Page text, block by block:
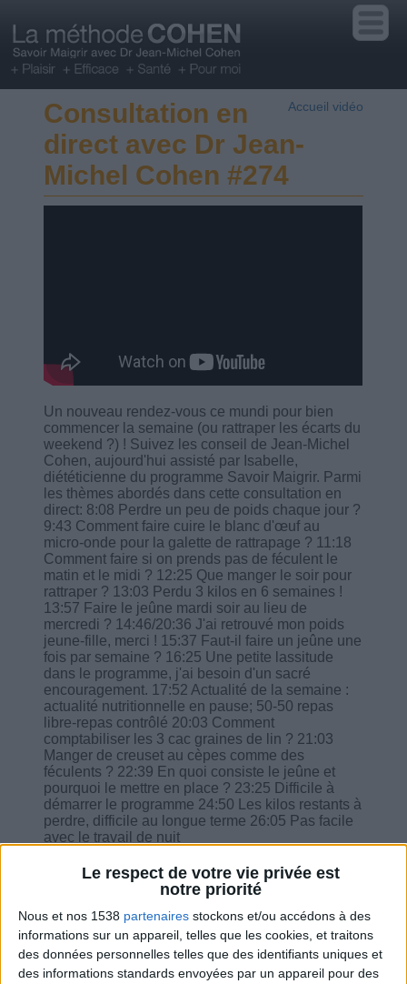
Le respect de votre vie privée est
notre priorité
Nous et nos 1538 partenaires stockons et/ou accédons à des
informations sur un appareil, telles que les cookies, et traitons
des données personnelles telles que des identifiants uniques et
des informations standards envoyées par un appareil pour des
Accueil vidéo
Consultation en
direct avec Dr Jean-
Michel Cohen #274
Un nouveau rendez-vous ce mundi pour bien
commencer la semaine (ou rattraper les écarts du
weekend ?) ! Suivez les conseil de Jean-Michel
Cohen, aujourd'hui assisté par Isabelle,
diététicienne du programme Savoir Maigrir. Parmi
les thèmes abordés dans cette consultation en
direct: 8:08 Perdre un peu de poids chaque jour ?
9:43 Comment faire cuire le blanc d'œuf au
micro-onde pour la galette de rattrapage ? 11:18
Comment faire si on prends pas de féculent le
matin et le midi ? 12:25 Que manger le soir pour
rattraper ? 13:03 Perdu 3 kilos en 6 semaines !
13:57 Faire le jeûne mardi soir au lieu de
mercredi ? 14:46/20:36 J'ai retrouvé mon poids
jeune-fille, merci ! 15:37 Faut-il faire un jeûne une
fois par semaine ? 16:25 Une petite lassitude
dans le programme, j'ai besoin d'un sacré
encouragement. 17:52 Actualité de la semaine :
actualité nutritionnelle en pause; 50-50 repas
libre-repas contrôlé 20:03 Comment
comptabiliser les 3 cac graines de lin ? 21:03
Manger de creuset au cèpes comme des
féculents ? 22:39 En quoi consiste le jeûne et
pourquoi le mettre en place ? 23:25 Difficile à
démarrer le programme 24:50 Les kilos restants à
perdre, difficile au longue terme 26:05 Pas facile
avec le travail de nuit
Combien de kilos souhaitez-vous perdre ?
Moins de
De 5 à 10
Plus de